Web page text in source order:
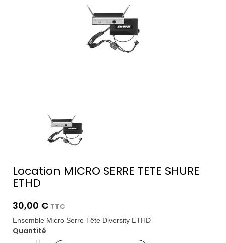
Location MICRO SERRE TETE SHURE
ETHD
30,00 € TTC
Ensemble Micro Serre Tête Diversity ETHD
Quantité